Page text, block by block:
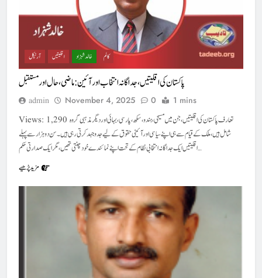
آرٹیکل اقلیتیں خالد شہزاد کالم
پاکستان کی اقلیتیں، جداگانہ انتخاب اور آئین: ماضی، حال اور مستقبل
admin November 4, 2025 0 1 mins
Views: 1,290 تعارف پاکستان کی اقلیتیں، جن میں مسیحی، ہندو، سکھ، پارسی، بہائی اور دیگر مذہبی گروہ
شامل ہیں، ملک کے قیام سے ہی اپنے سیاسی اور آئینی حقوق کے لیے جدوجہد کرتی رہی ہیں۔ سن دوہزار سے پہلے
اقلیتیں ایک جداگانہ انتخابی نظام کے تحت اپنے نمائندے خود چنتی تھیں، مگر ایک صدارتی حکم…
مزید پڑھیے